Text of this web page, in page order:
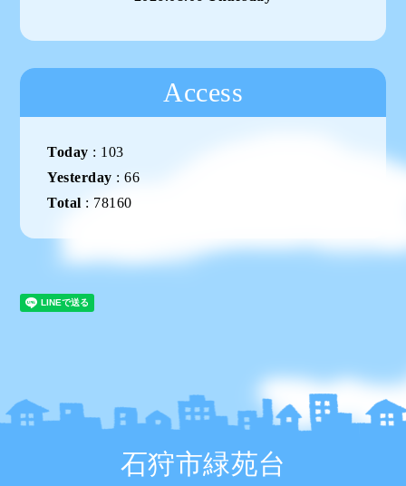
Access
Today : 103
Yesterday :66
Total : 78160
石狩市緑苑台